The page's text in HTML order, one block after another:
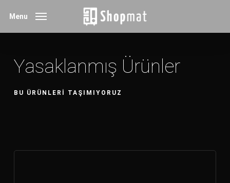
Menu
Yasaklanmış Ürünler
BU ÜRÜNLERI TAŞIMIYORUZ